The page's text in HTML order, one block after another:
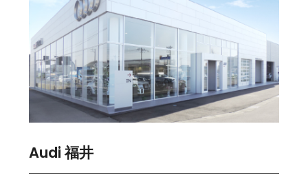
Audi 福井